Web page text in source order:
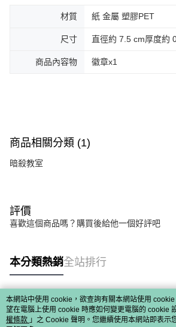
材質 紙 金屬 塑膠PET
尺寸 直徑約 7.5 cm厚度約
商品內容物 徽章x1
商品相關分類 (1)
暗殺教室
評價
喜歡這個商品嗎？購買後給他一個好評吧
本分類熱銷全站排行
熱門標籤
本網站中使用 cookie，欲查詢有關本網站使用
望在電腦上使用 cookie 時應如何變更電腦的 cookie
權條款 」之 Cookie 聲明。您繼續使用本網站即表示